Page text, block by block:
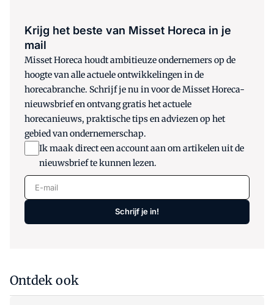
Krijg het beste van Misset Horeca in je
mail
Misset Horeca houdt ambitieuze ondernemers op de
hoogte van alle actuele ontwikkelingen in de
horecabranche. Schrijf je nu in voor de Misset Horeca-
nieuwsbrief en ontvang gratis het actuele
horecanieuws, praktische tips en adviezen op het
gebied van ondernemerschap.
Ik maak direct een account aan om artikelen uit de
nieuwsbrief te kunnen lezen.
E-mail
Schrijf je in!
Ontdek ook